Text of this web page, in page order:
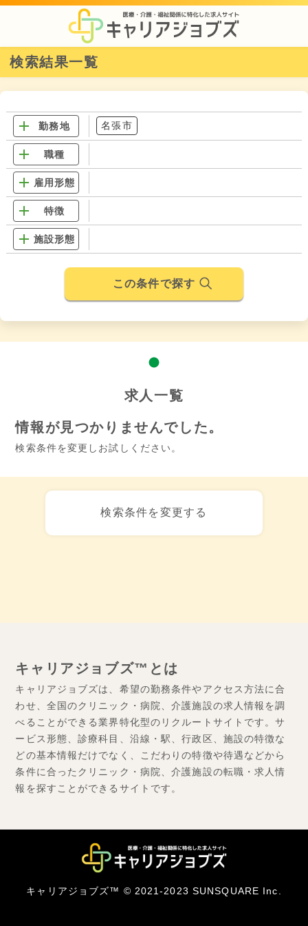
検索結果一覧
勤務地 名張市
職種
雇用形態
特徴
施設形態
この条件で探す
求人一覧
情報が見つかりませんでした。
検索条件を変更しお試しください。
検索条件を変更する
キャリアジョブズ™とは
キャリアジョブズは、希望の勤務条件やアクセス方法に合
わせ、全国のクリニック・病院、介護施設の求人情報を調
べることができる業界特化型のリクルートサイトです。サ
ービス形態、診療科目、沿線・駅、行政区、施設の特徴な
どの基本情報だけでなく、こだわりの特徴や待遇などから
条件に合ったクリニック・病院、介護施設の転職・求人情
報を探すことができるサイトです。
キャリアジョブズ™ © 2021-2023 SUNSQUARE Inc.